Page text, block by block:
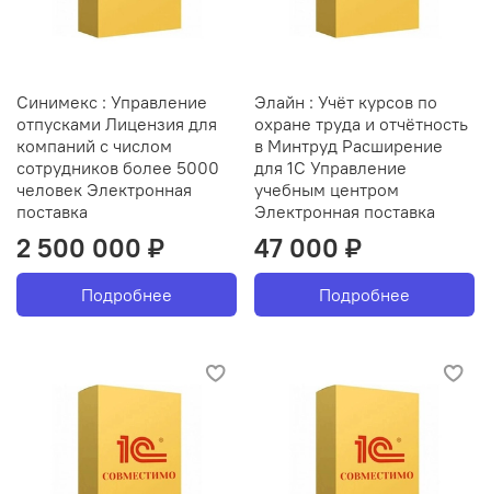
Синимекс : Управление
отпусками Лицензия для
компаний с числом
сотрудников более 5000
человек Электронная
поставка
2 500 000 ₽
Подробнее
Элайн : Учёт курсов по
охране труда и отчётность
в Минтруд Расширение
для 1С Управление
учебным центром
Электронная поставка
47 000 ₽
Подробнее